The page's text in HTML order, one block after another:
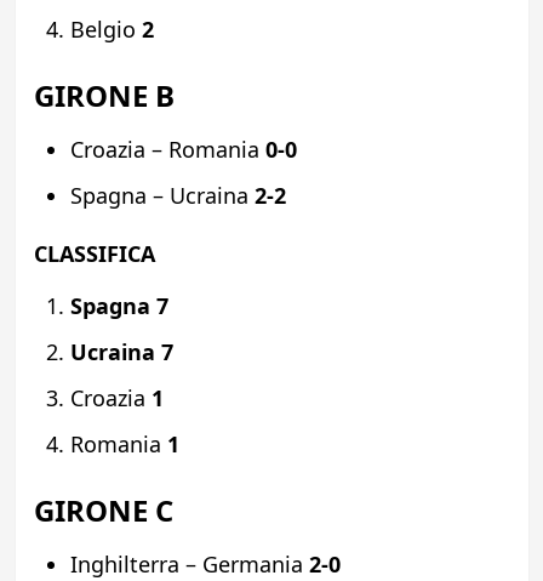
Belgio 2
GIRONE B
Croazia – Romania 0-0
Spagna – Ucraina 2-2
CLASSIFICA
Spagna 7
Ucraina 7
Croazia 1
Romania 1
GIRONE C
Inghilterra – Germania 2-0